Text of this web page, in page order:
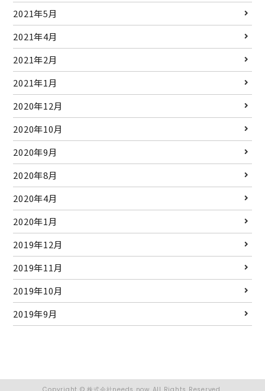
2021年5月
2021年4月
2021年2月
2021年1月
2020年12月
2020年10月
2020年9月
2020年8月
2020年4月
2020年1月
2019年12月
2019年11月
2019年10月
2019年9月